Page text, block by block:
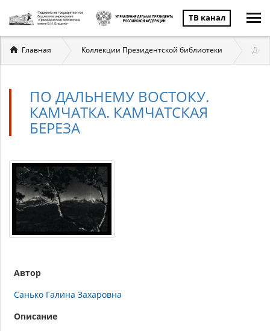
ТВ канал
Вы
здесь
Главная Коллекции Президентской библиотеки
ПО ДАЛЬНЕМУ ВОСТОКУ.
КАМЧАТКА. КАМЧАТСКАЯ
БЕРЕЗА
Автор
Санько Галина Захаровна
Описание